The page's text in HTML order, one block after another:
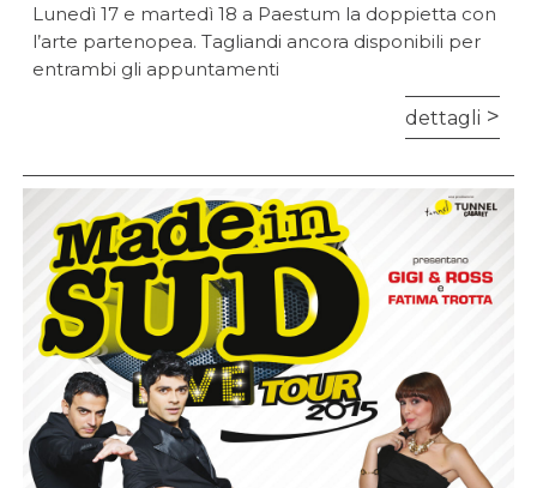
Lunedì 17 e martedì 18 a Paestum la doppietta con
l’arte partenopea. Tagliandi ancora disponibili per
entrambi gli appuntamenti
dettagli